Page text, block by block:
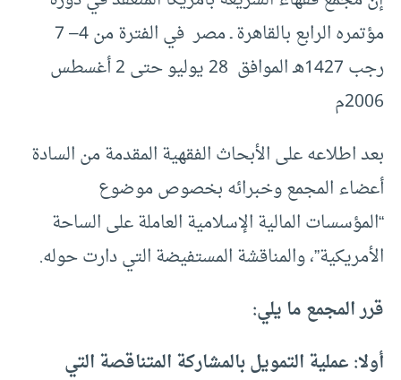
مؤتمره الرابع بالقاهرة ـ مصر في الفترة من 4– 7
رجب 1427هـ الموافق 28 يوليو حتى 2 أغسطس
2006م
بعد اطلاعه على الأبحاث الفقهية المقدمة من السادة
أعضاء المجمع وخبرائه بخصوص موضوع
“المؤسسات المالية الإسلامية العاملة على الساحة
الأمريكية”، والمناقشة المستفيضة التي دارت حوله.
قرر المجمع ما يلي:
أولا: عملية التمويل بالمشاركة المتناقصة التي